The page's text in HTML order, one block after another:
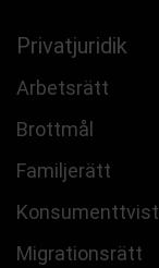
Privatjuridik
Arbetsrätt
Brottmål
Familjerätt
Migrationsrätt